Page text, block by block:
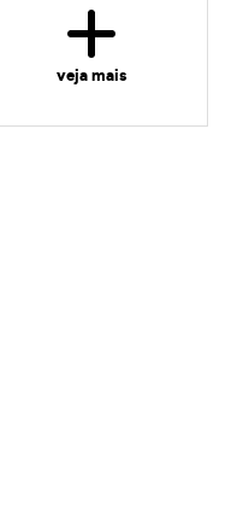
veja mais